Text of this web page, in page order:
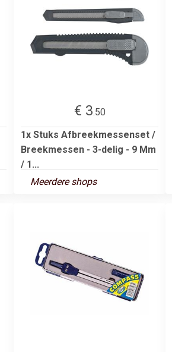
€ 3.50
1x Stuks Afbreekmessenset /
Breekmessen - 3-delig - 9 Mm
/ 1...
Meerdere shops